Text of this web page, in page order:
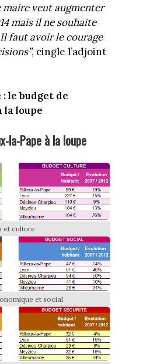
veut augmenter
mais il ne souhaite
faut avoir le courage
, cingle l’adjoint
le budget de
la loupe
la-Pape à la loupe
et culture
et social